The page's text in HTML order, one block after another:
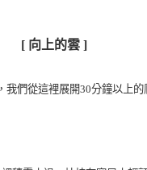
[ 向上的雲 ]
我們從這裡展開30分鐘以上的